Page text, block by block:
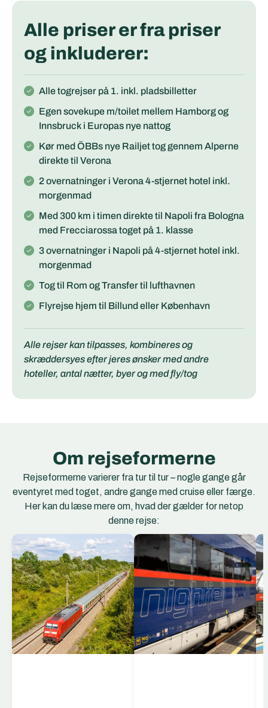
Alle priser er fra priser
og inkluderer:
Alle togrejser på 1. inkl. pladsbilletter
Egen sovekupe m/toilet mellem Hamborg og
Innsbruck i Europas nye nattog
Kør med ÖBBs nye Railjet tog gennem Alperne
direkte til Verona
2 overnatninger i Verona 4-stjernet hotel inkl.
morgenmad
Med 300 km i timen direkte til Napoli fra Bologna
med Frecciarossa toget på 1. klasse
3 overnatninger i Napoli på 4-stjernet hotel inkl.
morgenmad
Tog til Rom og Transfer til lufthavnen
Flyrejse hjem til Billund eller København
Alle rejser kan tilpasses, kombineres og
skræddersyes efter jeres ønsker med andre
hoteller, antal nætter, byer og med fly/tog
Om rejseformerne
Rejseformerne varierer fra tur til tur – nogle gange går
eventyret med toget, andre gange med cruise eller færge.
Her kan du læse mere om, hvad der gælder for netop
denne rejse:
EC Togene
EuroCity (EC) er et
netværk af
internationale
hurtigtog, der forbinder
storbyer og regioner på
tværs af Europa. EC-